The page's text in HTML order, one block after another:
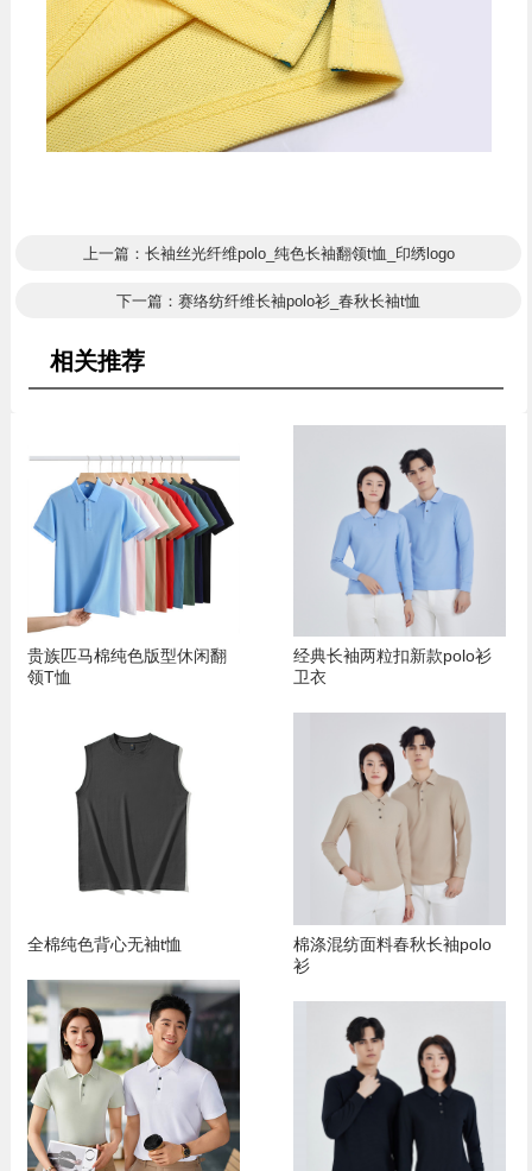
上一篇：长袖丝光纤维polo_纯色长袖翻领t恤_印绣logo
下一篇：赛络纺纤维长袖polo衫_春秋长袖t恤
相关推荐
贵族匹马棉纯色版型休闲翻
领T恤
全棉纯色背心无袖t恤
经典长袖两粒扣新款polo衫
卫衣
棉涤混纺面料春秋长袖polo
衫